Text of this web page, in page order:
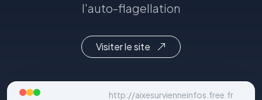
l'auto-flagellation
Visiter le site
http://aixesurvienneinfos.free.fr